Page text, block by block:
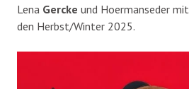
Lena Gercke und Hoermanseder
den Herbst/Winter 2025.